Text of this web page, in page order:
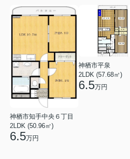
神栖市知手中央６丁目
2LDK (50.96㎡)
6.5万円
神栖市平泉
2LDK (57.68㎡)
6.5万円